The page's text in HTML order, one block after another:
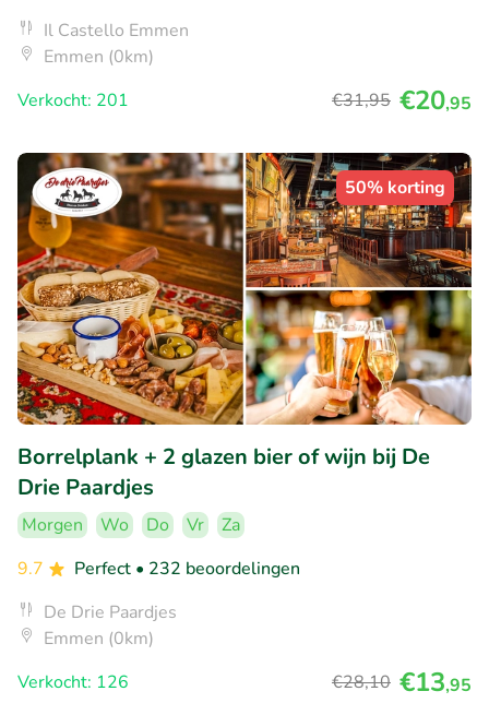
Il Castello Emmen
Emmen (0km)
Verkocht: 201
€31,95 €20,95
50% korting
Borrelplank + 2 glazen bier of wijn bij De
Drie Paardjes
Morgen Wo Do Vr
Za
9.7
Perfect • 232 beoordelingen
De Drie Paardjes
Emmen (0km)
Verkocht: 126
€28,10 €13,95